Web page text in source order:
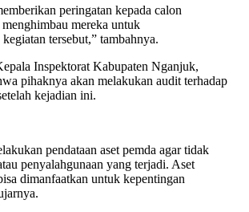
peringatan kepada calon
mereka untuk
tersebut,” tambahnya.
Inspektorat Kabupaten Nganjuk,
pihaknya akan melakukan audit terhadap
kejadian ini.
pendataan aset pemda agar tidak
penyalahgunaan yang terjadi. Aset
dimanfaatkan untuk kepentingan